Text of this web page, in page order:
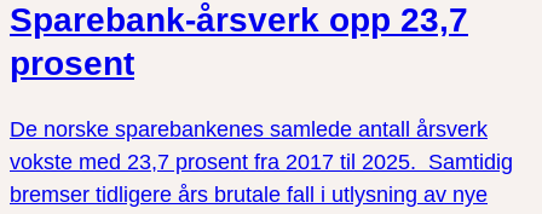
Sparebank-årsverk opp 23,7
prosent
De norske sparebankenes samlede antall årsverk
vokste med 23,7 prosent fra 2017 til 2025. Samtidig
bremser tidligere års brutale fall i utlysning av nye